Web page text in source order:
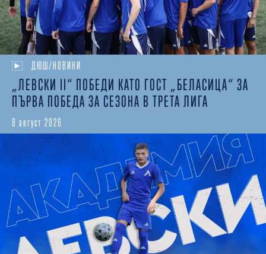
ДЮШ/НОВИНИ
„ЛЕВСКИ II“ ПОБЕДИ КАТО ГОСТ „БЕЛАСИЦА“ ЗА
ПЪРВА ПОБЕДА ЗА СЕЗОНА В ТРЕТА ЛИГА
8 август 2026